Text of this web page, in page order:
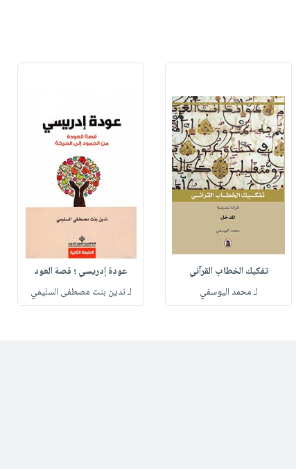
تفكيك الخطاب القرآني
لـ محمد اليوسفي
عودة إدريسي ؛ قصة العود
لـ ندين بنت مصطفى السليمي